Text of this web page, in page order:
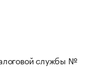
службы №